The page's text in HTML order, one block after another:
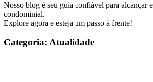
Nosso blog é seu guia confiável para alcançar
condominial.
Explore agora e esteja um passo à frente!
Categoria: Atualidade